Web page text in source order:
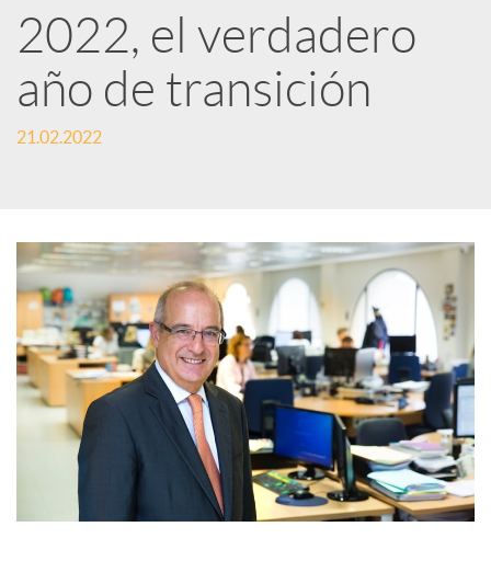
R
e
e
s
S
c
2022, el verdadero
año de transición
21.02.2022